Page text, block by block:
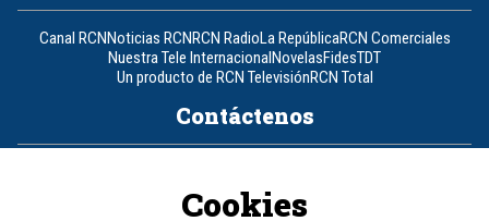
Canal RCNNoticias RCNRCN RadioLa RepúblicaRCN Comerciales
Nuestra Tele InternacionalNovelasFidesTDT
Un producto de RCN TelevisiónRCN Total
Contáctenos
Cookies